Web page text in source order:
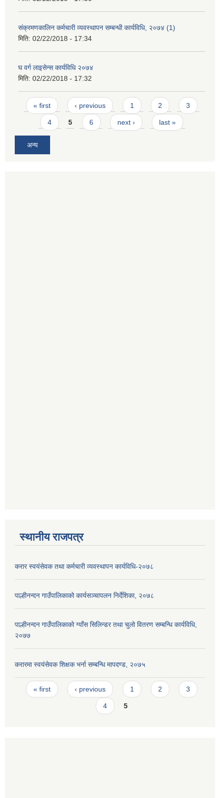
संक्रमणकालिन कर्मचारी व्यवस्थापन सम्बन्धी कार्यविधि, २०७४ (1)
मिति: 02/22/2018 - 17:34
घ वर्ग लाइसेन्स कार्यविधि २०७४
मिति: 02/22/2018 - 17:32
Pages
« first ‹ previous 1 2 3
4 5 6 next › last »
अन्य
स्थानीय राजपत्र
करार स्वयंसेवक तथा कर्मचारी व्यवस्थापन कार्यविधि-२०७८
पाल्हीनन्दन गाउँपालिकाको कार्यसञ्चापलन निर्देशिका, २०७८
पाल्हीनन्दन गाउँपालिकाको ग्याँस सिलिन्डर तथा चुलो वितरण सम्बन्धि कार्यविधि,
२०७७
करारमा स्वयंसेवक शिक्षक भर्ना सम्बन्धि मापदण्ड, २०७५
Pages
« first ‹ previous 1 2 3
4 5